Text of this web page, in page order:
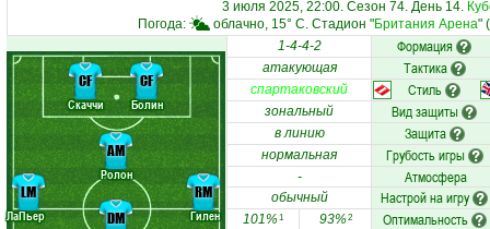
3 июля 2025, 22:00. Сезон 74. День 14.
Погода:
облачно, 15° C. Стадион "Британия Арена"
ЛаПьер
Ролон
Гилен
Скаччи Болин
LM
DM
AM
RM
CF CF
1-4-4-2 Формация
атакующая Тактика
спартаковский Стиль
зональный Вид защиты
в линию Защита
нормальная Грубость игры
- Атмосфера
обычный Настрой на игру
101%1 93%2 Оптимальность